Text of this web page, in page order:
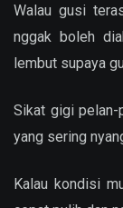
Walau gusi
nggak boleh
lembut supaya
Sikat gigi pelan-
yang sering
Kalau kondisi